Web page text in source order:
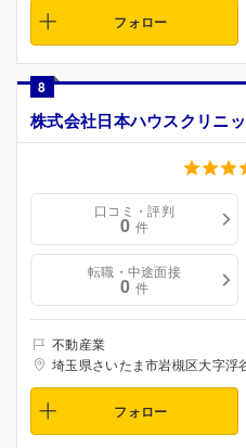
フォロー
8
株式会社日本ハウスクリニ
口コミ・評判
0 件
転職・中途面接
0 件
不動産業
埼玉県さいたま市岩槻区大字浮
フォロー